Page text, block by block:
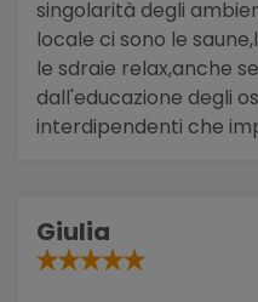
singolarità degli
locale ci sono le
le sdraie relax,anche
dall'educazione degli
interdipendenti che
Giulia